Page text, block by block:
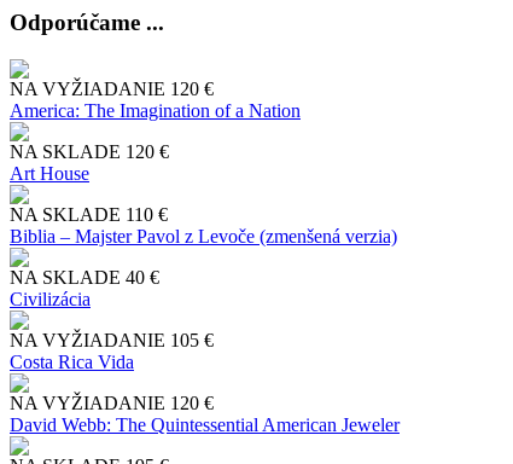
Odporúčame ...
NA VYŽIADANIE 120 €
America: The Imagination of a Nation
NA SKLADE 120 €
Art House
NA SKLADE 110 €
Biblia – Majster Pavol z Levoče (zmenšená verzia)
NA SKLADE 40 €
Civilizácia
NA VYŽIADANIE 105 €
Costa Rica Vida
NA VYŽIADANIE 120 €
David Webb: The Quintessential American Jeweler